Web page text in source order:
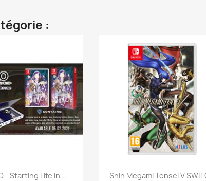
:
rapide
- Starting Life In... Aperçu rapide
Shin Megami Tensei V